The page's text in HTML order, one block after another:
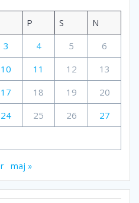
P S
N
3 4 5
6
10 11 12
13
17 18 19
20
24 25 26
27
maj »